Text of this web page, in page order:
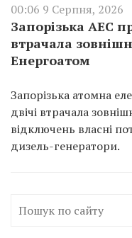
00:06 9 Серпня, 2026
Запорізька АЕС
втрачала
Енергоатом
Запорізька атомна
двічі втрачала
відключень власні
дизель-генератори.